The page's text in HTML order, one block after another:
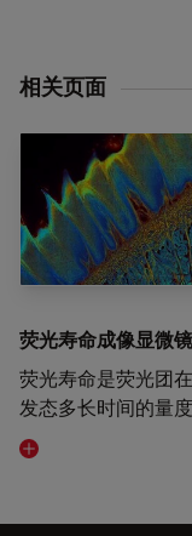
相关页面
荧光寿命成像显微
荧光寿命是荧光团
发态多长时间的量度
Visit related page